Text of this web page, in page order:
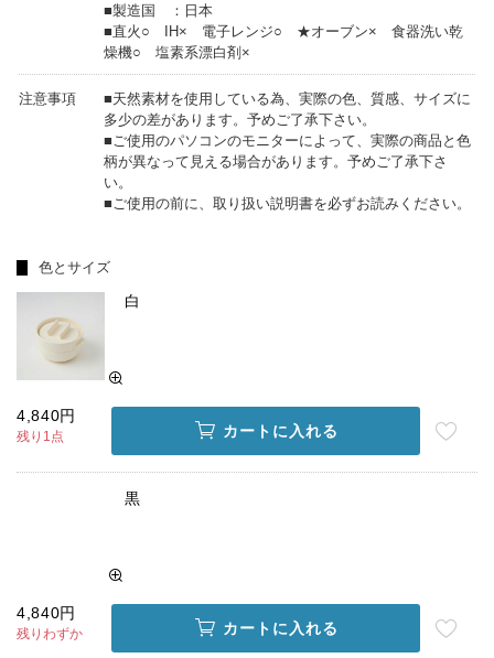
■製造国 ：日本
■直火○ IH× 電子レンジ○ ★オーブン× 食器洗い乾
燥機○ 塩素系漂白剤×
注意事項
■天然素材を使用している為、実際の色、質感、サイズに
多少の差があります。予めご了承下さい。
■ご使用のパソコンのモニターによって、実際の商品と色
柄が異なって見える場合があります。予めご了承下さ
い。
■ご使用の前に、取り扱い説明書を必ずお読みください。
色とサイズ
白
4,840円
残り1点 カートに入れる
黒
4,840円
残りわずか カートに入れる